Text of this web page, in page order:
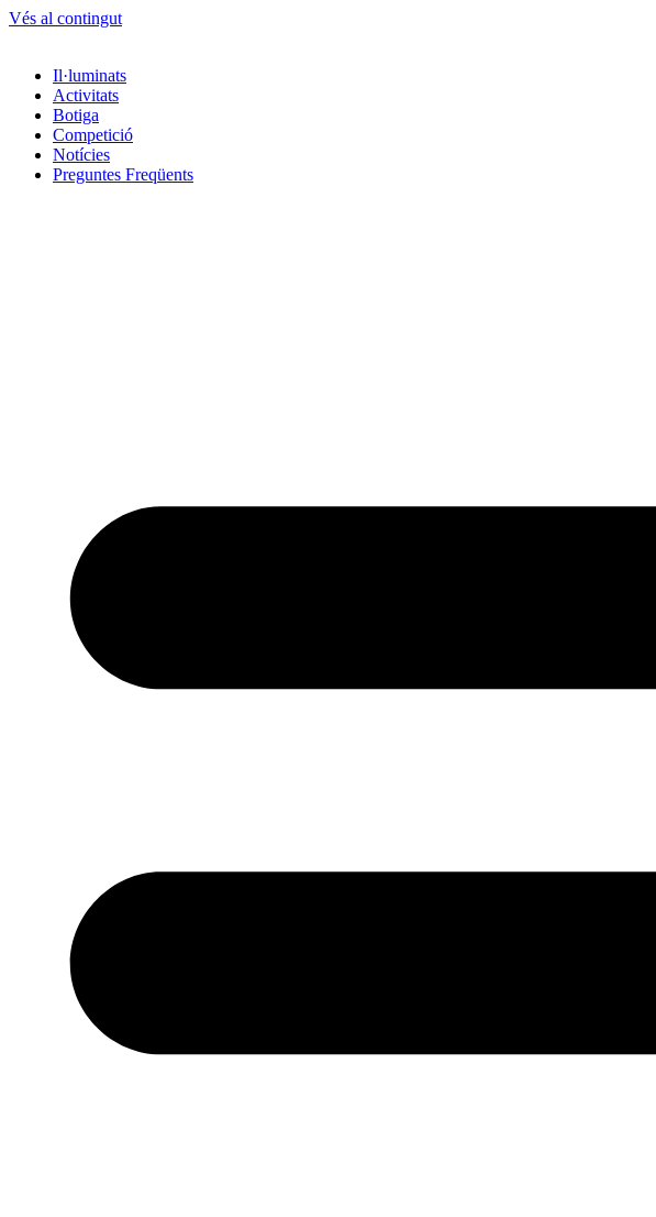
Vés al contingut
Il·luminats
Activitats
Botiga
Competició
Notícies
Preguntes Freqüents